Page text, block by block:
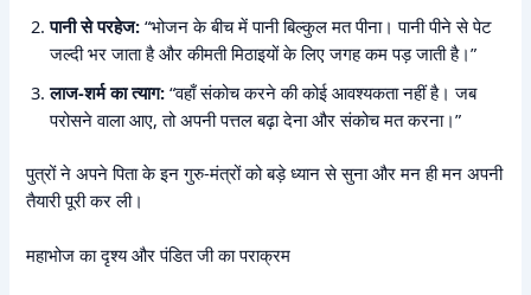
पानी से परहेज: “भोजन के बीच में पानी बिल्कुल मत पीना। पानी पीने से पेट
जल्दी भर जाता है और कीमती मिठाइयों के लिए जगह कम पड़ जाती है।”
लाज-शर्म का त्याग: “वहाँ संकोच करने की कोई आवश्यकता नहीं है। जब
परोसने वाला आए, तो अपनी पत्तल बढ़ा देना और संकोच मत करना।”
पुत्रों ने अपने पिता के इन गुरु-मंत्रों को बड़े ध्यान से सुना और मन ही मन अपनी
तैयारी पूरी कर ली।
महाभोज का दृश्य और पंडित जी का पराक्रम